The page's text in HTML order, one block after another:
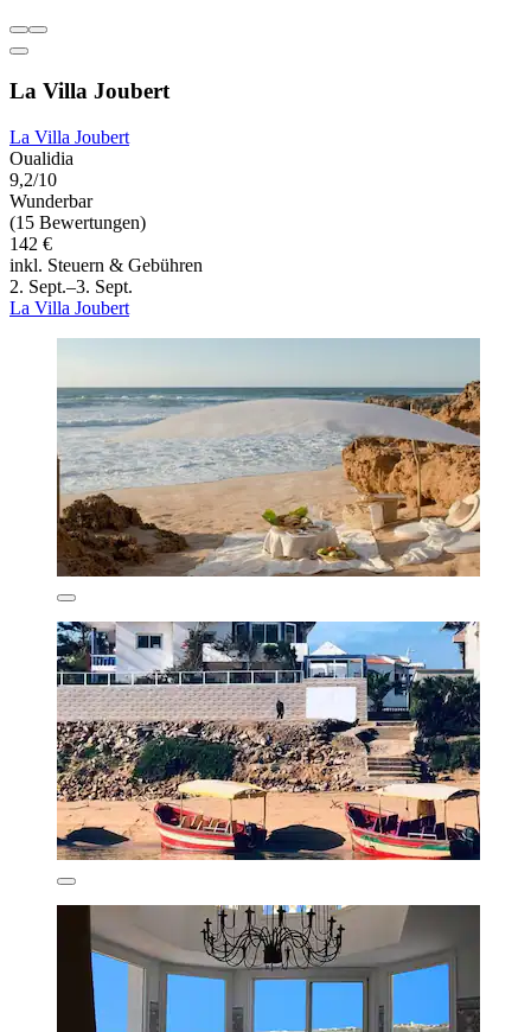
La Villa Joubert
La Villa Joubert
Oualidia
9,2/10
Wunderbar
(15 Bewertungen)
142 €
inkl. Steuern & Gebühren
2. Sept.–3. Sept.
La Villa Joubert